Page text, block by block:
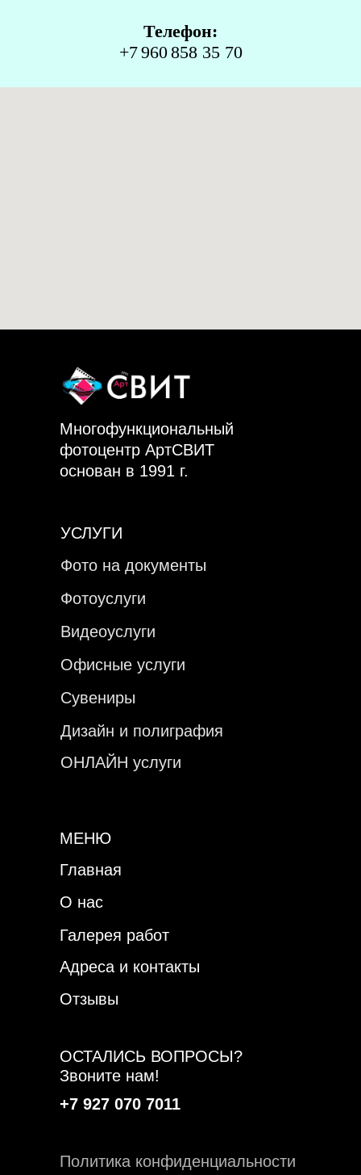
Телефон:
+7 960 858 35 70
Многофункциональный
фотоцентр АртСВИТ
основан в 1991 г.
Политика конфиденциальности
МЕНЮ
УСЛУГИ
Главная
О нас
Галерея работ
Адреса и контакты
Отзывы
Фото на документы
Фотоуслуги
Видеоуслуги
Офисные услуги
Сувениры
Дизайн и полиграфия
ОНЛАЙН услуги
ОСТАЛИСЬ ВОПРОСЫ?
Звоните нам!
+7 927 070 7011